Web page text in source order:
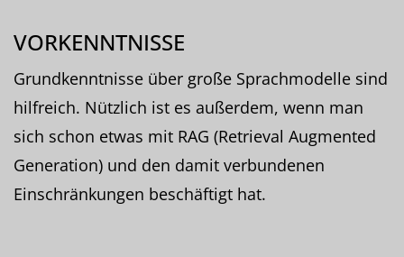
VORKENNTNISSE
Grundkenntnisse über große Sprachmodelle sind
hilfreich. Nützlich ist es außerdem, wenn man
sich schon etwas mit RAG (Retrieval Augmented
Generation) und den damit verbundenen
Einschränkungen beschäftigt hat.